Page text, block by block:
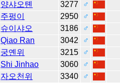
양샤오톈 3277
♂
주펑이 2950
♂
슈이샤오 3186
♂
Qiao Ran 3042
♂
궁옌위 3215
♂
Shi Jinhao 3060
♂
자오천위 3340
♂